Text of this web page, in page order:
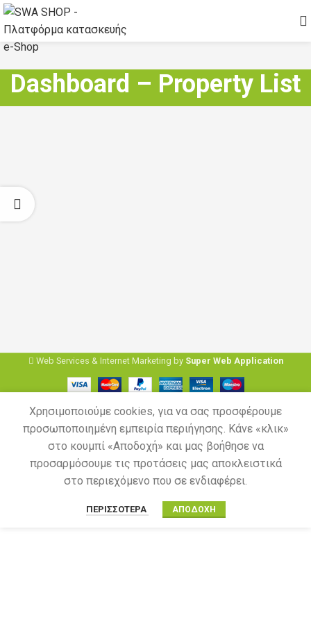
Dashboard – Property List
Web Services & Internet Marketing by Super Web Application
Χρησιμοποιούμε cookies, για να σας προσφέρουμε
προσωποποιημένη εμπειρία περιήγησης. Κάνε «κλικ»
στο κουμπί «Αποδοχή» και μας βοήθησε να
προσαρμόσουμε τις προτάσεις μας αποκλειστικά
στο περιεχόμενο που σε ενδιαφέρει.
ΠΕΡΙΣΣΌΤΕΡΑ ΑΠΟΔΟΧΉ